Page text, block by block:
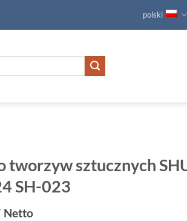
polski
tworzyw sztucznych
SH-023
Netto